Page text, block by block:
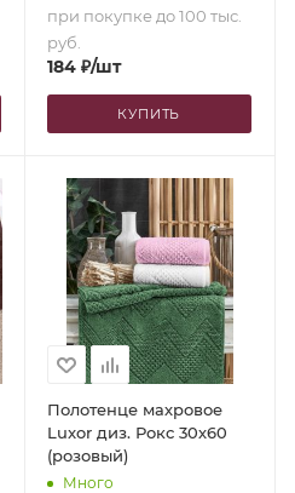
при покупке до 100 тыс.
руб.
184₽/шт
КУПИТЬ
Полотенце махровое
Luxor диз. Рокс 30х60
(розовый)
Много